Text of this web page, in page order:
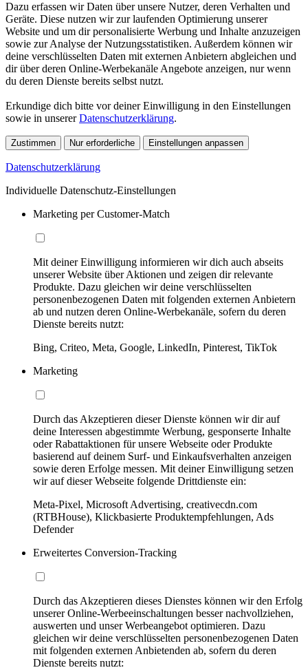
Dazu erfassen wir Daten über unsere Nutzer, deren Verhalten und
Geräte. Diese nutzen wir zur laufenden Optimierung unserer
Website und um dir personalisierte Werbung und Inhalte anzuzeigen
sowie zur Analyse der Nutzungsstatistiken. Außerdem können wir
deine verschlüsselten Daten mit externen Anbietern abgleichen und
dir über deren Online-Werbekanäle Angebote anzeigen, nur wenn
du deren Dienste bereits selbst nutzt.
Erkundige dich bitte vor deiner Einwilligung in den Einstellungen
sowie in unsererDatenschutzerklärung.
Zustimmen Nur erforderliche Einstellungen anpassen
Datenschutzerklärung
Individuelle Datenschutz-Einstellungen
Marketing per Customer-Match
Mit deiner Einwilligung informieren wir dich auch abseits
unserer Website über Aktionen und zeigen dir relevante
Produkte. Dazu gleichen wir deine verschlüsselten
personenbezogenen Daten mit folgenden externen Anbietern
ab und nutzen deren Online-Werbekanäle, sofern du deren
Dienste bereits nutzt:
Bing, Criteo, Meta, Google, LinkedIn, Pinterest, TikTok
Marketing
Durch das Akzeptieren dieser Dienste können wir dir auf
deine Interessen abgestimmte Werbung, gesponserte Inhalte
oder Rabattaktionen für unsere Webseite oder Produkte
basierend auf deinem Surf- und Einkaufsverhalten anzeigen
sowie deren Erfolge messen. Mit deiner Einwilligung setzen
wir auf dieser Webseite folgende Drittdienste ein:
Meta-Pixel, Microsoft Advertising, creativecdn.com
(RTBHouse), Klickbasierte Produktempfehlungen, Ads
Defender
Erweitertes Conversion-Tracking
Durch das Akzeptieren dieses Dienstes können wir den Erfolg
unserer Online-Werbeeinschaltungen besser nachvollziehen,
auswerten und unser Werbeangebot optimieren. Dazu
gleichen wir deine verschlüsselten personenbezogenen Daten
mit folgenden externen Anbietenden ab, sofern du deren
Dienste bereits nutzt: